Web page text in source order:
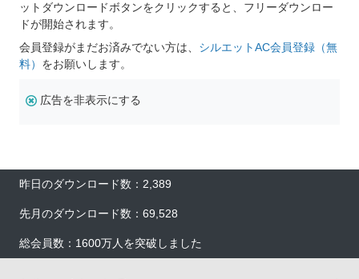
ットダウンロードボタンをクリックすると、フリーダウンロー
ドが開始されます。
会員登録がまだお済みでない方は、 シルエットAC会員登録（無
料） をお願いします。
広告を非表示にする
昨日のダウンロード数：2,389
先月のダウンロード数：69,528
総会員数：1600万人を突破しました